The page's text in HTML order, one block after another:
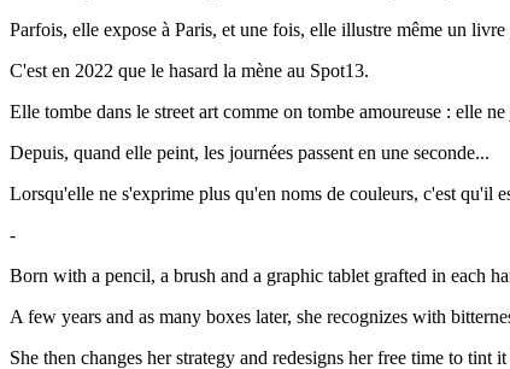
Parfois, elle expose à Paris, et une fois, elle illustre même un livre
C'est en 2022 que le hasard la mène au Spot13.
Elle tombe dans le street art comme on tombe amoureuse : elle
Depuis, quand elle peint, les journées passent en une seconde...
Lorsqu'elle ne s'exprime plus qu'en noms de couleurs, c'est qu'il
-
Born with a pencil, a brush and a graphic tablet grafted in each
A few years and as many boxes later, she recognizes with
She then changes her strategy and redesigns her free time to